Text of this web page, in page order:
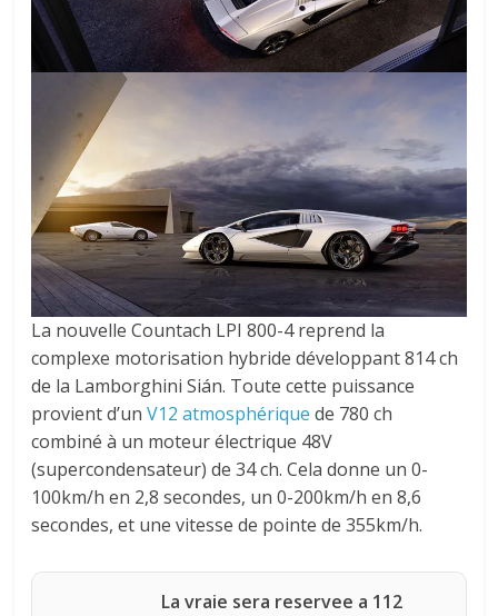
La nouvelle Countach LPI 800-4 reprend la
complexe motorisation hybride développant 814 ch
de la Lamborghini Sián. Toute cette puissance
provient d’unV12 atmosphérique de 780 ch
combiné à un moteur électrique 48V
(supercondensateur) de 34 ch. Cela donne un 0-
100km/h en 2,8 secondes, un 0-200km/h en 8,6
secondes, et une vitesse de pointe de 355km/h.
La vraie sera reservee a 112